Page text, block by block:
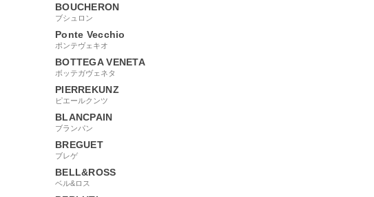
BOUCHERON
ブシュロン
Ponte Vecchio
ポンテヴェキオ
BOTTEGA VENETA
ボッテガヴェネタ
PIERREKUNZ
ピエールクンツ
BLANCPAIN
ブランパン
BREGUET
ブレゲ
BELL&ROSS
ベル&ロス